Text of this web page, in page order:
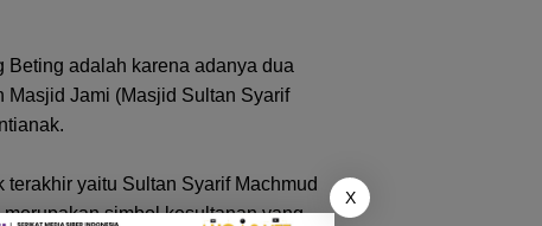
adalah karena adanya dua
Jami (Masjid Sultan Syarif
yaitu Sultan Syarif Machmud
simbol kesultanan yang
X